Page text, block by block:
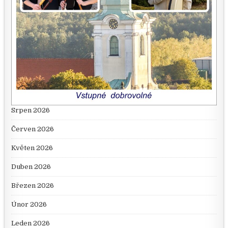
Srpen 2026
Červen 2026
Květen 2026
Duben 2026
Březen 2026
Únor 2026
Leden 2026